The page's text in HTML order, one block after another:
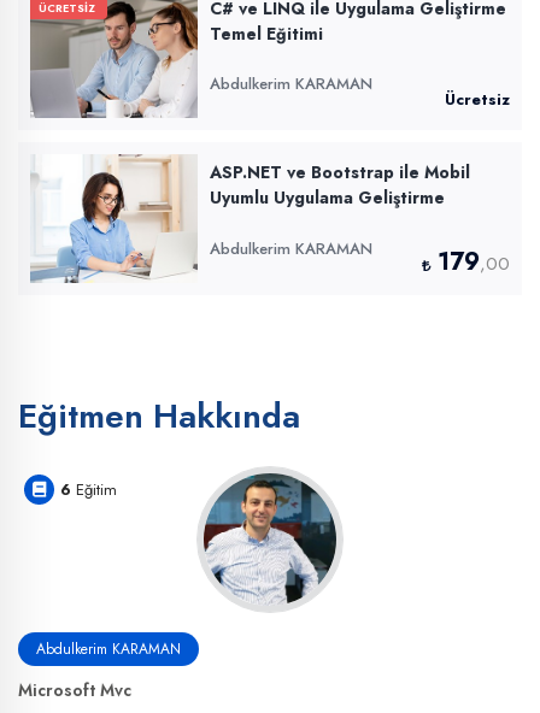
ÜCRETSİZ
C# ve LINQ ile Uygulama Geliştirme
Temel Eğitimi
Abdulkerim KARAMAN
Ücretsiz
ASP.NET ve Bootstrap ile Mobil
Uyumlu Uygulama Geliştirme
Abdulkerim KARAMAN 179,00
Eğitmen Hakkında
Abdulkerim KARAMAN
Microsoft Mvc
6 Eğitim